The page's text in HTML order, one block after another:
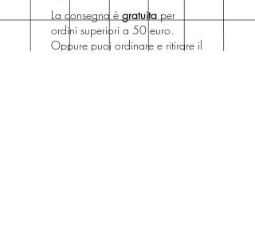
La consegna è gratuita per
ordini superiori a 50 euro.
Oppure puoi ordinare e ritirare il